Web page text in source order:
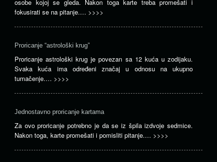
osobe kojoj se gleda. Nakon toga karte treba promešati i
fokusirati se na pitanje.… >>>>
Proricanje “astrološki krug”
Proricanje astrološki krug je povezan sa 12 kuća u zodijaku.
Svaka kuća ima određeni značaj u odnosu na ukupno
tumačenje.… >>>>
Jednostavno proricanje kartama
Za ovo proricanje potrebno je da se iz špila izdvoje sedmice.
Nakon toga, karte promešati i pomisliti pitanje.… >>>>